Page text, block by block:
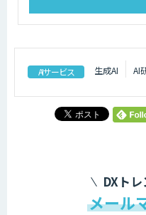
AIサービス 生成AI AI
DXト
メール